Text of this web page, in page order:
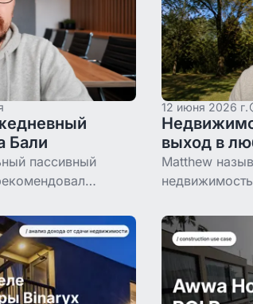
Бали
пассивный
доход и с
12 июня 2026 г.
выход в
Matthew
розничным
объекта на